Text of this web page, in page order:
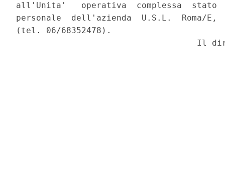
all'Unita'   operativa  complessa
personale  dell'azienda  U.S.L.  Roma/
(tel. 06/68352478).